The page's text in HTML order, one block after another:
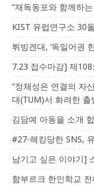
“재독동포와 함께하
KIST 유럽연구소 30
튀빙겐대, ‘독일어권
7.23 접수마감] 제
“정체성은 연결의 자
대(TUM)서 화려한 출
김담예 아동을 소개
#27-해킹당한 SNS,
남기고 싶은 이야기]
함부르크 한인학교